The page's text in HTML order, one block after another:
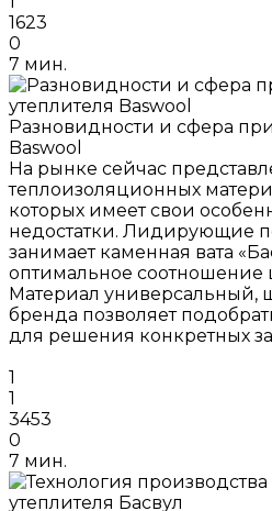
1623
0
7 мин.
Разновидности и сфера
Baswool
На рынке сейчас
теплоизоляционных
которых имеет свои
недостатки. Лидирующие
занимает каменная вата
оптимальное соотношение
Материал универсальный,
бренда позволяет
для решения конкретных
1
1
3453
0
7 мин.